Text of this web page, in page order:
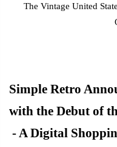
The Vintage United
Simple Retro
with the Debut of
- A Digital